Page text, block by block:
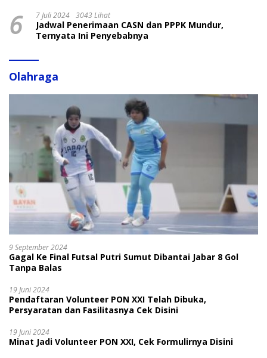
6 7 Juli 2024 3043 Lihat
Jadwal Penerimaan CASN dan PPPK Mundur,
Ternyata Ini Penyebabnya
Olahraga
9 September 2024
Gagal Ke Final Futsal Putri Sumut Dibantai Jabar 8 Gol
Tanpa Balas
19 Juni 2024
Pendaftaran Volunteer PON XXI Telah Dibuka,
Persyaratan dan Fasilitasnya Cek Disini
19 Juni 2024
Minat Jadi Volunteer PON XXI, Cek Formulirnya Disini